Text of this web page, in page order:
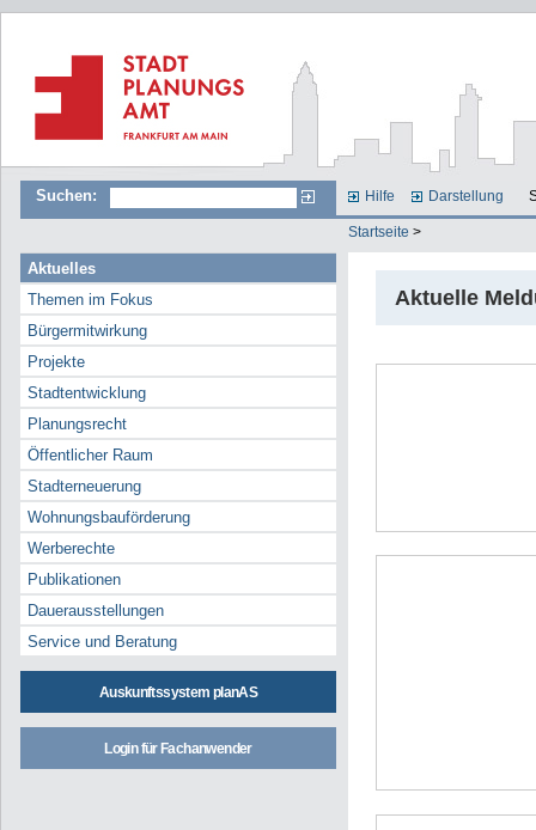
Suchen: Hilfe Darstellung
Startseite >
Aktuelles
Themen im Fokus
Bürgermitwirkung
Projekte
Stadtentwicklung
Planungsrecht
Öffentlicher Raum
Stadterneuerung
Wohnungsbauförderung
Werberechte
Publikationen
Dauerausstellungen
Service und Beratung
Auskunftssystem planAS
Login für Fachanwender
Aktuelle